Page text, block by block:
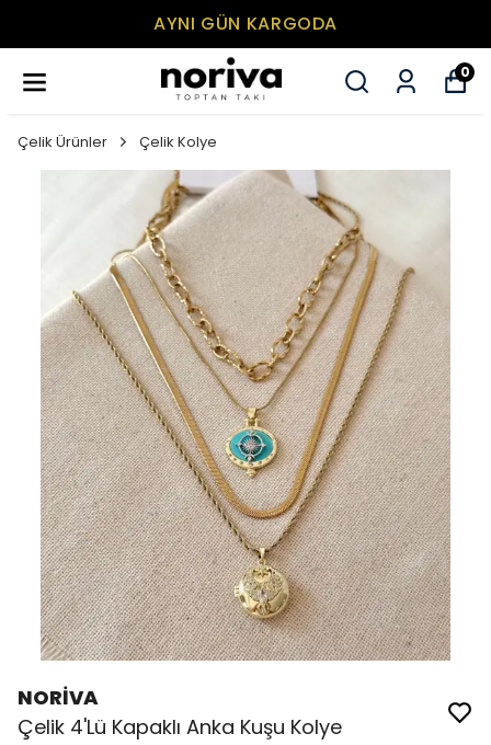
AYNI GÜN KARGODA
0
Çelik Ürünler Çelik Kolye
NORİVA
Çelik 4'Lü Kapaklı Anka Kuşu Kolye